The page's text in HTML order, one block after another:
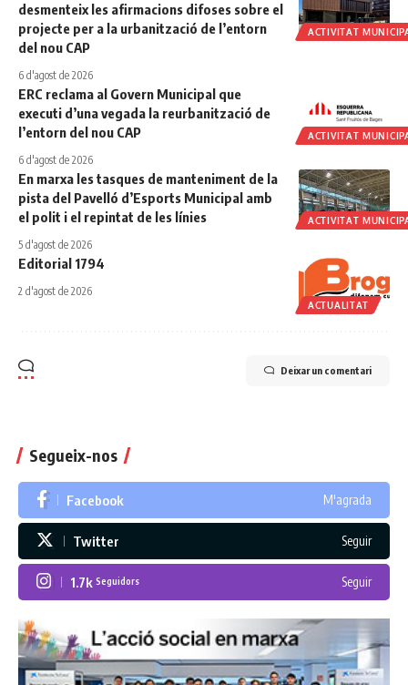
ACTIVITAT
desmenteix les afirmacions difoses sobre el
projecte per a la urbanització de l’entorn
del nou CAP
6 d'agost de 2026
ACTIVITAT
ERC reclama al Govern Municipal que
executi d’una vegada la reurbanització de
l’entorn del nou CAP
6 d'agost de 2026
ACTIVITAT
En marxa les tasques de manteniment de la
pista del Pavelló d’Esports Municipal amb
el polit i el repintat de les línies
5 d'agost de 2026
ACTUALITAT
Editorial 1794
2 d'agost de 2026
Deixar un comentari
Segueix-nos
Facebook M'agrada
Twitter Seguir
1.7k Seguidors Seguir